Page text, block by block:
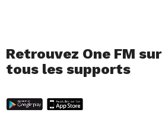
Retrouvez One FM sur
tous les supports